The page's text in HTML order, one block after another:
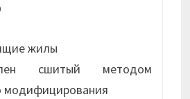
жилы
сшитый методом
модифицирования